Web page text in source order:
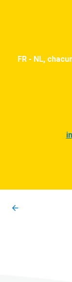
FR - NL,